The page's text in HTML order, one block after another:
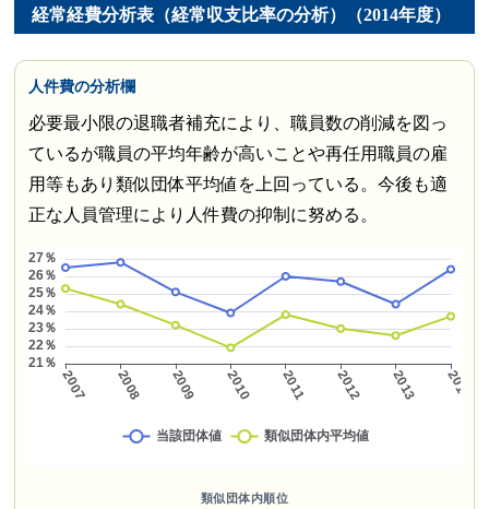
経常経費分析表（経常収支比率の分析）（2014年度）
人件費の分析欄
必要最小限の退職者補充により、職員数の削減を図っ
ているが職員の平均年齢が高いことや再任用職員の雇
用等もあり類似団体平均値を上回っている。今後も適
正な人員管理により人件費の抑制に努める。
類似団体内順位